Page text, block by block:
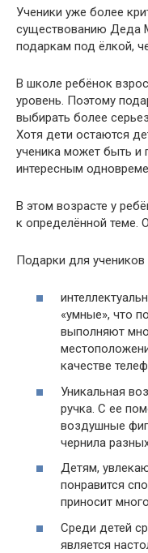
Ученики уже более
существованию Деда
подаркам под ёлкой,
В школе ребёнок
уровень. Поэтому
выбирать более
Хотя дети остаются
ученика может быть
интересным
В этом возрасте у
к определённой теме.
Подарки для
«умные», что
выполняют
качестве
Уникальная
ручка. С ее
воздушные
чернила
Детям,
понравится
приносит
Среди детей
является